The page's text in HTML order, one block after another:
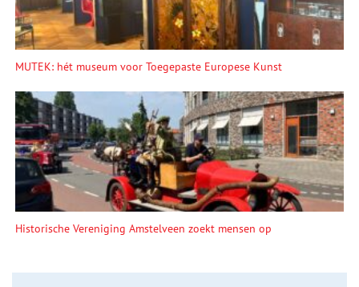
MUTEK: hét museum voor Toegepaste Europese Kunst
Historische Vereniging Amstelveen zoekt mensen op